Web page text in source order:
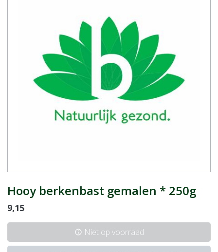
Hooy berkenbast gemalen * 250g
9,15
info Niet op voorraad